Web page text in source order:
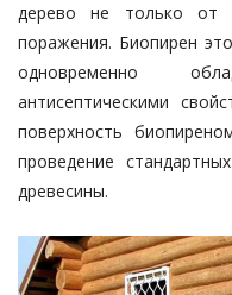
дерево не только от
поражения. Биопирен
одновременно
антисептическими
поверхность
проведение
древесины.